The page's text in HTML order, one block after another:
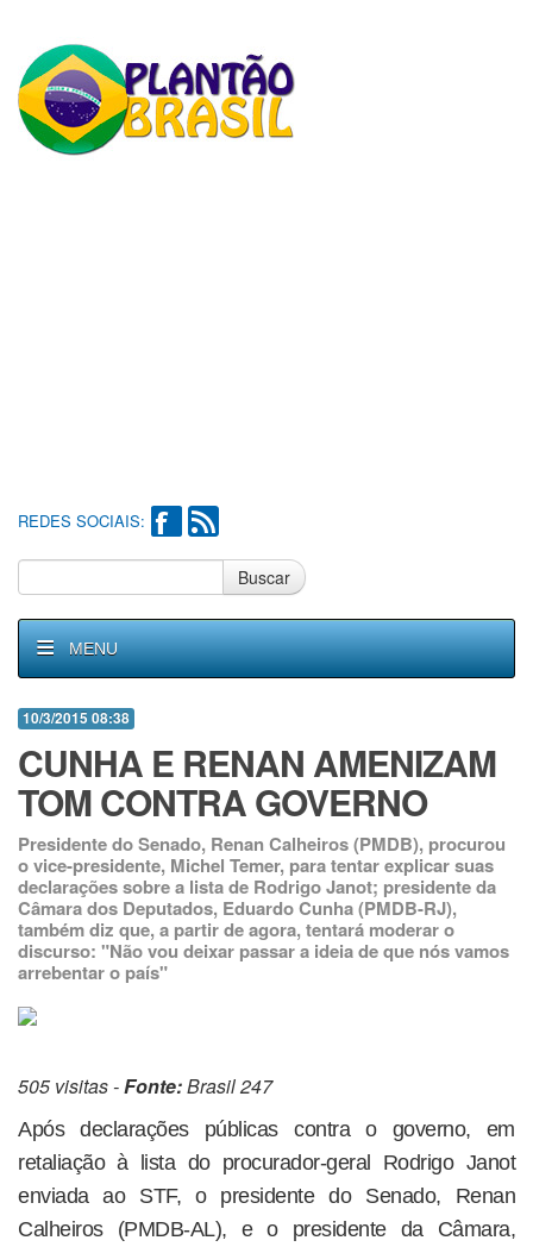
REDES SOCIAIS:
Buscar
MENU
10/3/2015 08:38
CUNHA E RENAN AMENIZAM
TOM CONTRA GOVERNO
Presidente do Senado, Renan Calheiros (PMDB), procurou
o vice-presidente, Michel Temer, para tentar explicar suas
declarações sobre a lista de Rodrigo Janot; presidente da
Câmara dos Deputados, Eduardo Cunha (PMDB-RJ),
também diz que, a partir de agora, tentará moderar o
discurso: "Não vou deixar passar a ideia de que nós vamos
arrebentar o país"
505 visitas -Fonte:Brasil 247
Após declarações públicas contra o governo, em
retaliação à lista do procurador-geral Rodrigo Janot
enviada ao STF, o presidente do Senado, Renan
Calheiros (PMDB-AL), e o presidente da Câmara,